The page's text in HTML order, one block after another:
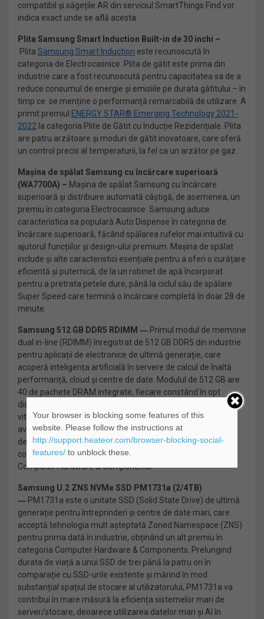
compatibil și săgețile AR din serviciul SmartThings Find vor
indica exact unde se află acesta.
Plita Samsung Smart Induction Built-in de 30 inchi –
Plita Samsung Smart Induction este recunoscută în
categoria de Electrocasnice. Plita de gătit este prima din
industrie care a fost recunoscută pentru capacitatea sa de a
reduce consumul de energie și emisiile pe durata gătitului – în
timp ce se menține o performanță remarcabilă de utilizare. A
primit premiul ENERGY STAR® Emerging Technology 2021-
2022 la categoria Plite de Gătit cu Inducție Rezidențiale. Plita
are patru arzătoare și moduri de gătit inovatoare, care oferă
un control precis al temperaturii, la fel ca un arzător pe gaz.
Mașina de spălat Samsung cu încărcare superioară
(WA7700A) – Mașina de spălat Samsung cu încărcare
superioară și distribuire automată câștigă, de asemenea, un
premiu în categoria Electrocasnice. Samsung aduce
caracteristica sa populară Auto Dispense în categoria de
încărcare superioară, făcând spălarea rufelor mai intuitivă cu
ajutorul funcțiilor și design-ului premium. Mașina de spălat
include și alte caracteristici esențiale pentru a oferi o curățare
eficientă și puternică, de la un robinet de apă încorporat
pentru a pretrata petele dure, până la ciclul său de spălare
Super Speed ​​care termină o încărcare completă în doar 28 de
minute.
Samsung 512 GB DDR5 RDIMM ― Primul modul de memorie
dual in-line (RDIMM) înregistrat de 512 GB DDR5 din industrie
pentru aplicații de electronice de ultimă generație, care
acoperă inteligența artificială în servere de calcul de înaltă
performanță, cloud și centre de date. Modulul de 512 GB are
40 de pachete DRAM integrate, fiecare constând în opt
dispozitive DDR5 de 16 Gb. Cipurile de mare capacitate și
viteză îmbrățișează un proces de joasă tensiune extrem de
avansat și folosesc tehnologia prin siliciu (TSV) pentru a
depăși pe deplin degradarea substanțială a performanței în
conectivitatea legăturii firelor. Este recunoscut în categoria
Computer Hardware & Components.
Samsung U.2 ZNS NVMe SSD PM1731a (2/4TB)
― PM1731a este o unitate SSD (Solid State Drive) de ultimă
generație pentru întreprinderi și centre de date mari, care
acceptă tehnologia mult așteptată Zoned Namespace (ZNS)
pentru prima dată în industrie, obținând un alt premiu în
categoria Computer Hardware & Components. Prelungind
durata de viață a unui SSD de trei până la patru ori în
comparație cu SSD-urile existente și mărind în mod
substanțial spațiul de stocare al utilizatorului, PM1731a va
contribui în mare măsură la eficiența sistemelor mari de
server/stocare, deoarece utilizarea datelor mari și AI în
Your browser is blocking some features of this
website. Please follow the instructions at
http://support.heateor.com/browser-blocking-social-
features/to unblock these.